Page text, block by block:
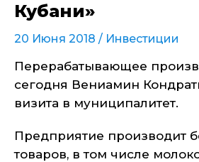
Кубани»
20 Июня 2018 / Инвестиции
Перерабатывающее
сегодня Вениамин
визита в муниципалитет.
Предприятие производит
товаров, в том числе